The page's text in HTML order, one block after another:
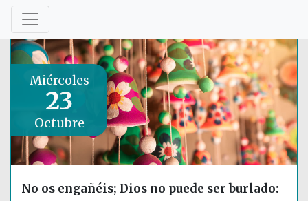
Miércoles
23
Octubre
No os engañéis; Dios no puede ser burlado: